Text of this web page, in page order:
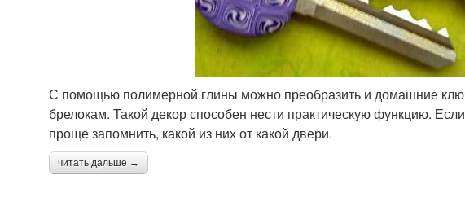
С помощью полимерной глины можно преобразить и домашние
брелокам. Такой декор способен нести практическую функцию.
проще запомнить, какой из них от какой двери.
читать дальше →